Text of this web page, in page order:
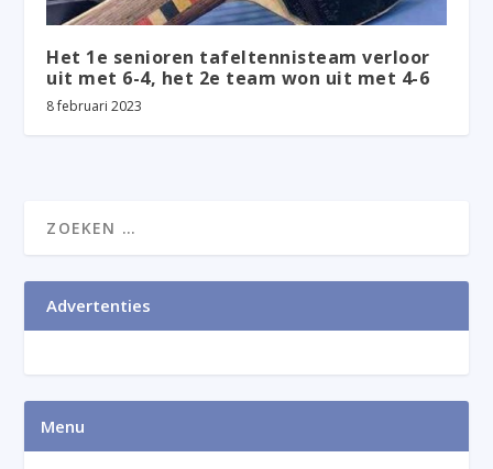
Het 1e senioren tafeltennisteam verloor
uit met 6-4, het 2e team won uit met 4-6
8 februari 2023
Advertenties
Menu